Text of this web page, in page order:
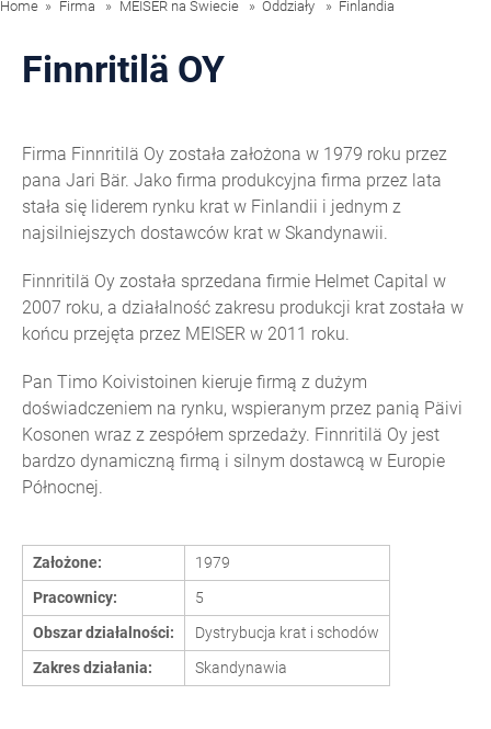
Home Firma MEISER na Świecie Oddziały Finlandia
Finnritilä OY
Firma Finnritilä Oy została założona w 1979 roku przez
pana Jari Bär. Jako firma produkcyjna firma przez lata
stała się liderem rynku krat w Finlandii i jednym z
najsilniejszych dostawców krat w Skandynawii.
Finnritilä Oy została sprzedana firmie Helmet Capital w
2007 roku, a działalność zakresu produkcji krat została w
końcu przejęta przez MEISER w 2011 roku.
Pan Timo Koivistoinen kieruje firmą z dużym
doświadczeniem na rynku, wspieranym przez panią Päivi
Kosonen wraz z zespółem sprzedaży. Finnritilä Oy jest
bardzo dynamiczną firmą i silnym dostawcą w Europie
Północnej.
Założone:
1979
Pracownicy:
5
Obszar działalności:
Dystrybucja krat i schodów
Zakres działania:
Skandynawia